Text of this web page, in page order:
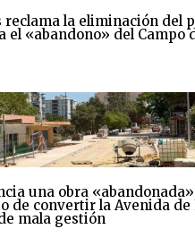
reclama la eliminación del
el «abandono» del Campo
una obra
de convertir la Avenida de
mala gestión